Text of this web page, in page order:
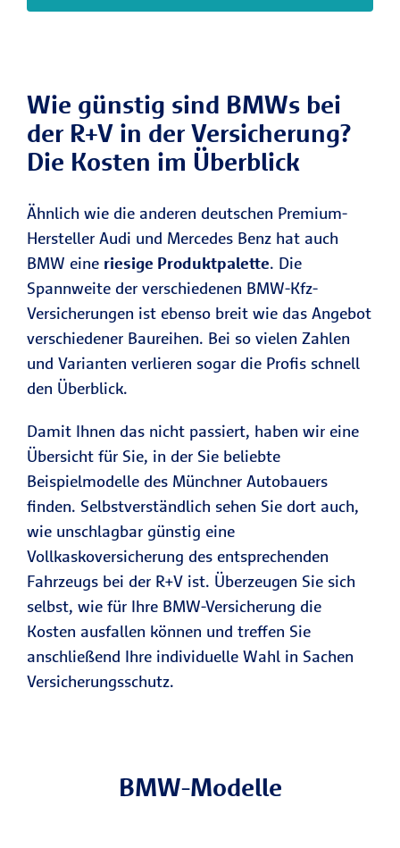
Wie günstig sind BMWs bei
der R+V in der Versicherung?
Die Kosten im Überblick
Ähnlich wie die anderen deutschen Premium-
Hersteller Audi und Mercedes Benz hat auch
BMW eine riesige Produktpalette. Die
Spannweite der verschiedenen BMW-Kfz-
Versicherungen ist ebenso breit wie das Angebot
verschiedener Baureihen. Bei so vielen Zahlen
und Varianten verlieren sogar die Profis schnell
den Überblick.
Damit Ihnen das nicht passiert, haben wir eine
Übersicht für Sie, in der Sie beliebte
Beispielmodelle des Münchner Autobauers
finden. Selbstverständlich sehen Sie dort auch,
wie unschlagbar günstig eine
Vollkaskoversicherung des entsprechenden
Fahrzeugs bei der R+V ist. Überzeugen Sie sich
selbst, wie für Ihre BMW-Versicherung die
Kosten ausfallen können und treffen Sie
anschließend Ihre individuelle Wahl in Sachen
Versicherungsschutz.
BMW-Modelle